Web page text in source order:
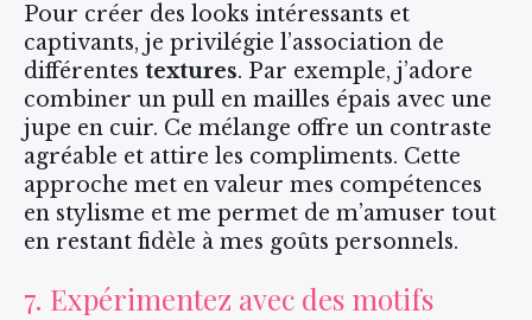
Pour créer des looks intéressants et
captivants, je privilégie l’association de
différentes textures. Par exemple, j’adore
combiner un pull en mailles épais avec une
jupe en cuir. Ce mélange offre un contraste
agréable et attire les compliments. Cette
approche met en valeur mes compétences
en stylisme et me permet de m’amuser tout
en restant fidèle à mes goûts personnels.
7. Expérimentez avec des motifs